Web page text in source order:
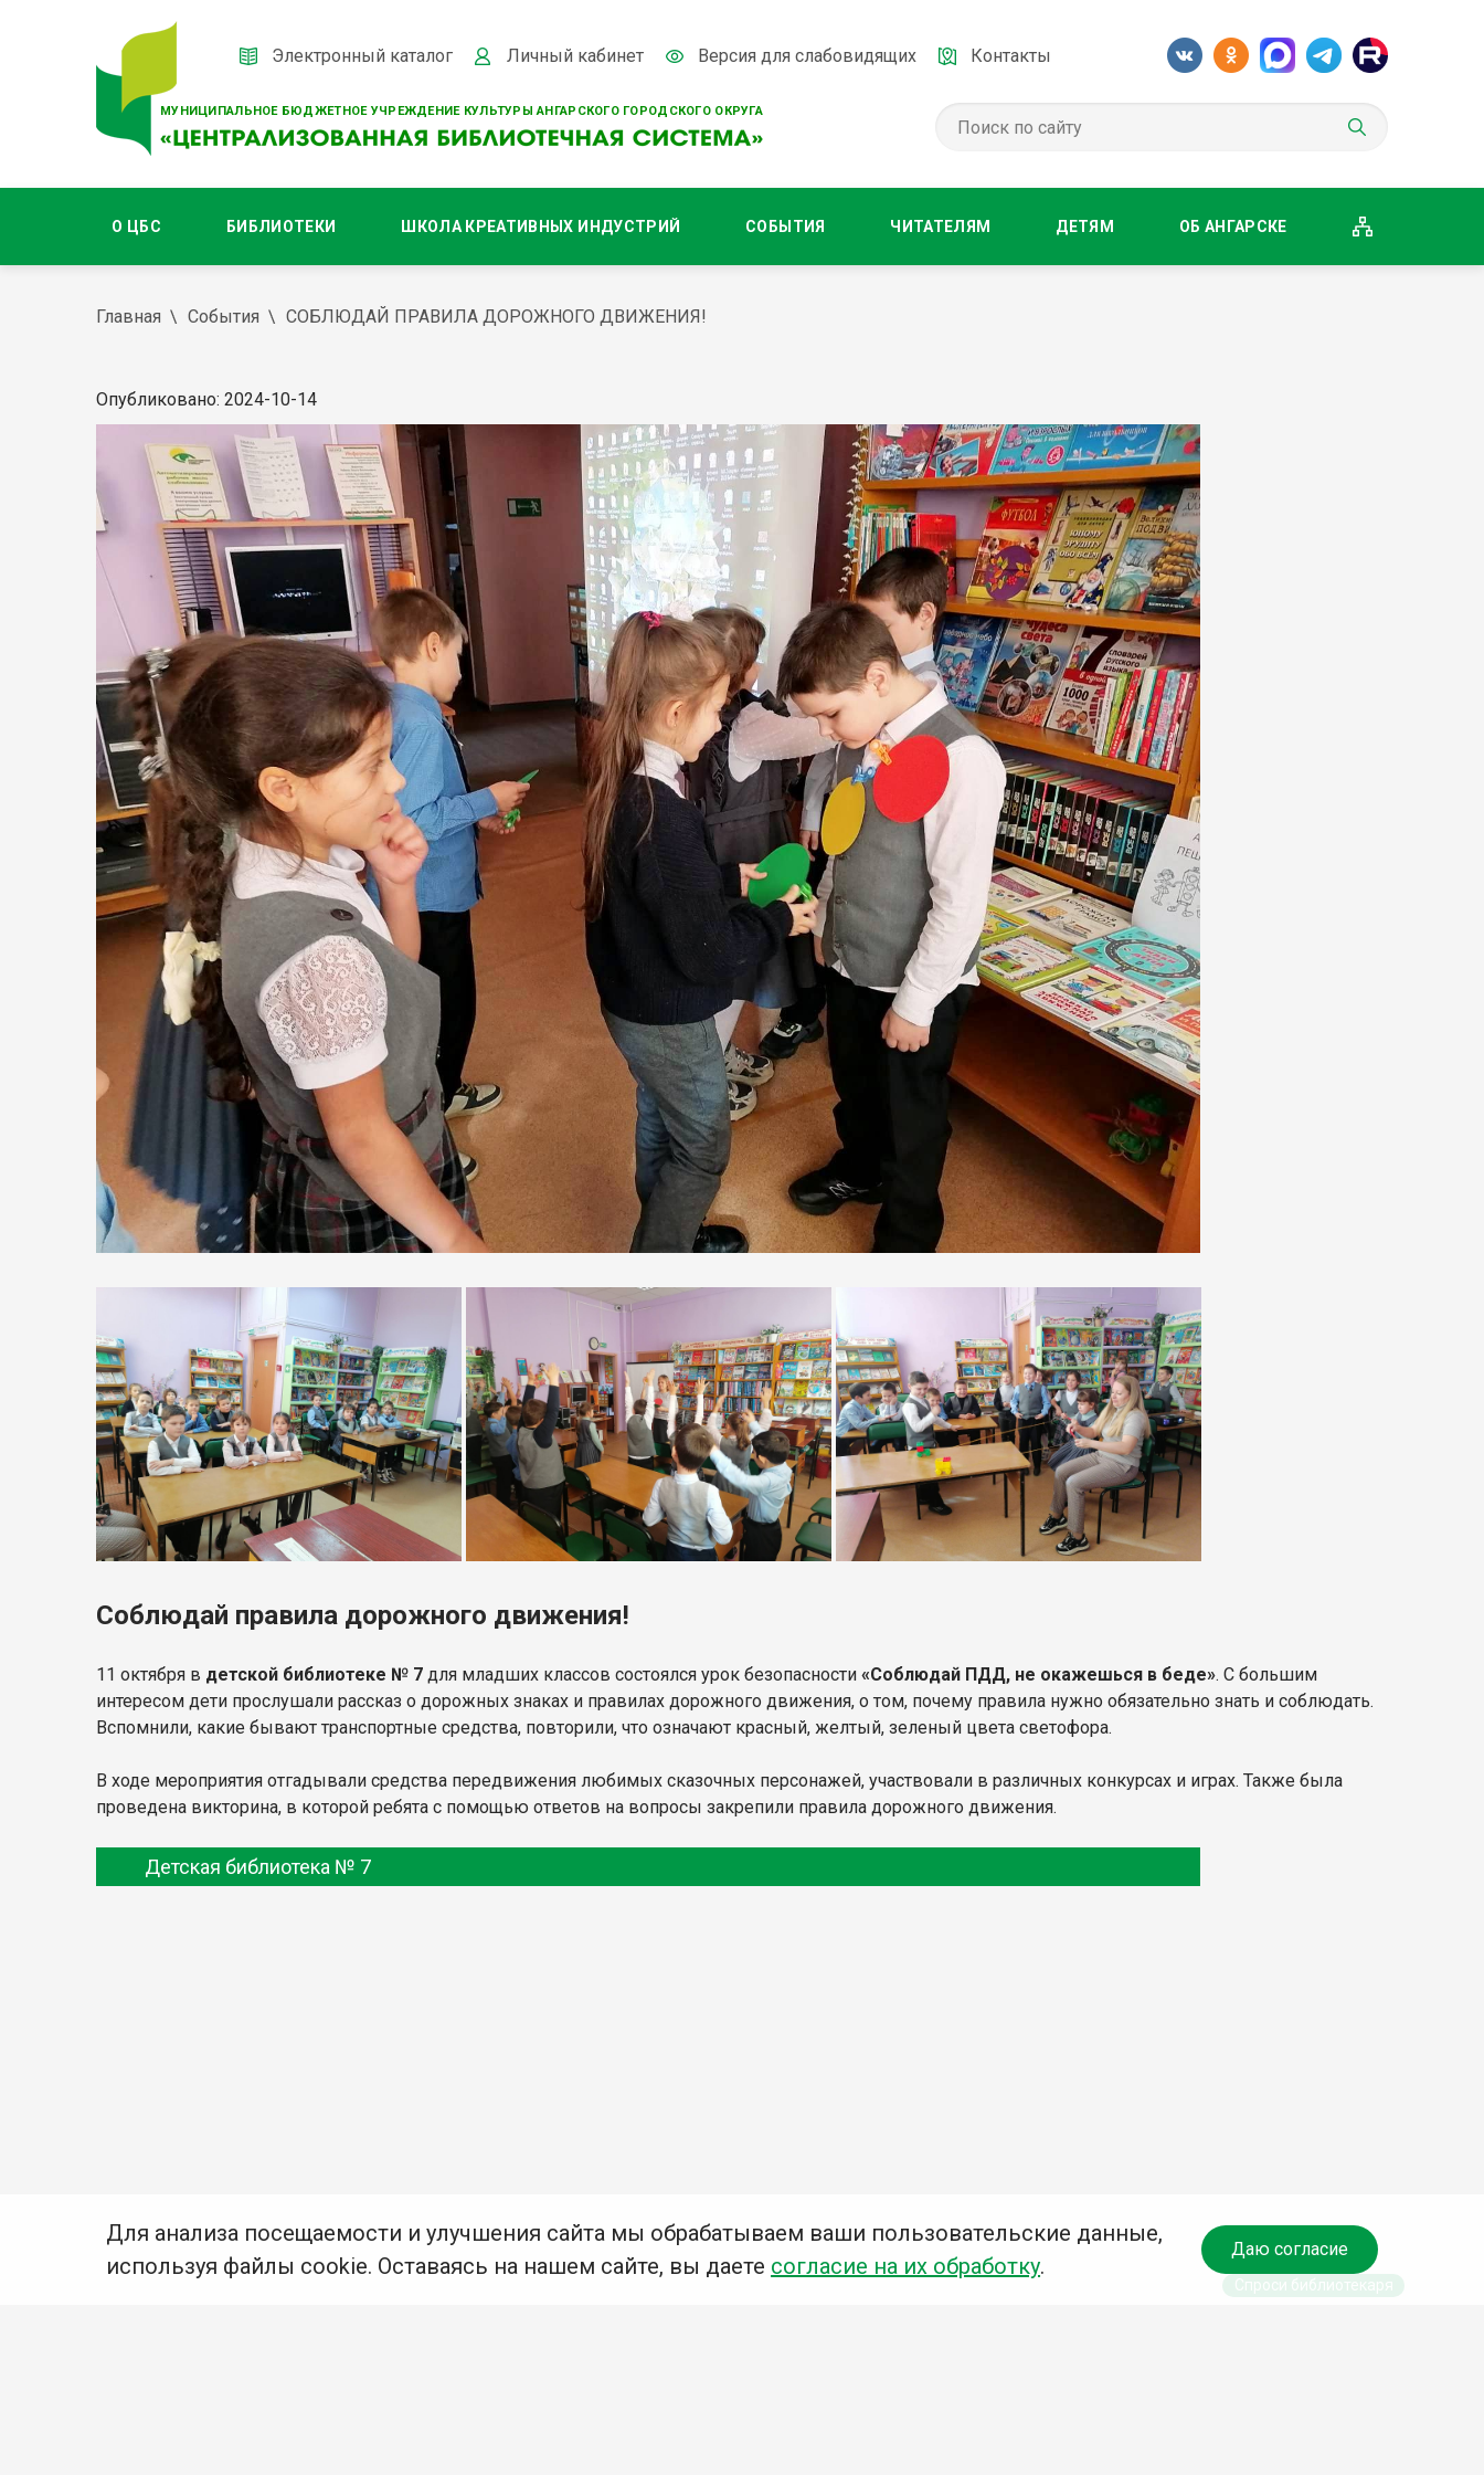
МУНИЦИПАЛЬНОЕ БЮДЖЕТНОЕ УЧРЕЖДЕНИЕ КУЛЬТУРЫ АНГАРСКОГО ГОРОДСКОГО ОКРУГА
Электронный каталог Личный кабинет Версия для слабовидящих Контакты
О ЦБС БИБЛИОТЕКИ ШКОЛА КРЕАТИВНЫХ ИНДУСТРИЙ СОБЫТИЯ ЧИТАТЕЛЯМ ДЕТЯМ ОБ АНГАРСКЕ
Главная События СОБЛЮДАЙ ПРАВИЛА ДОРОЖНОГО ДВИЖЕНИЯ!
Опубликовано: 2024-10-14
Соблюдай правила дорожного движения!
11 октября в детской библиотеке № 7 для младших классов состоялся урок безопасности «Соблюдай ПДД, не окажешься в беде». С большим
интересом дети прослушали рассказ о дорожных знаках и правилах дорожного движения, о том, почему правила нужно обязательно знать и соблюдать.
Вспомнили, какие бывают транспортные средства, повторили, что означают красный, желтый, зеленый цвета светофора.
В ходе мероприятия отгадывали средства передвижения любимых сказочных персонажей, участвовали в различных конкурсах и играх. Также была
проведена викторина, в которой ребята с помощью ответов на вопросы закрепили правила дорожного движения.
Детская библиотека № 7
Для анализа посещаемости и улучшения сайта мы обрабатываем ваши пользовательские данные,
используя файлы cookie. Оставаясь на нашем сайте, вы даете согласие на их обработку.
Даю согласие
Спроси библиотекаря